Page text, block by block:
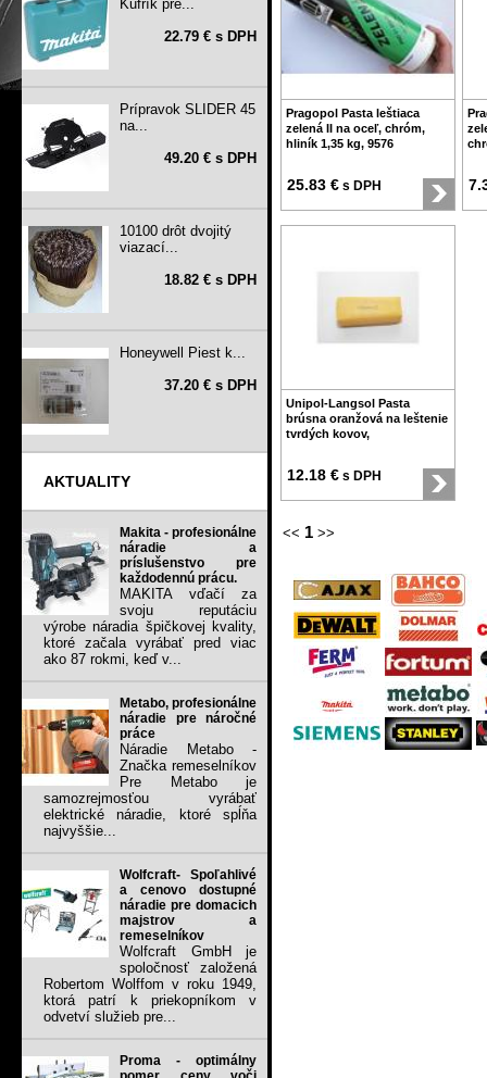
Kufrík pre...
22.79 € s DPH
Prípravok SLIDER 45
na...
49.20 € s DPH
10100 drôt dvojitý
viazací...
18.82 € s DPH
Honeywell Piest k...
37.20 € s DPH
AKTUALITY
Makita - profesionálne
náradie a
príslušenstvo pre
každodennú prácu.
MAKITA vďačí za
svoju reputáciu
výrobe náradia špičkovej kvality,
ktoré začala vyrábať pred viac
ako 87 rokmi, keď v...
Metabo, profesionálne
náradie pre náročné
práce
Náradie Metabo -
Značka remeselníkov
Pre Metabo je
samozrejmosťou vyrábať
elektrické náradie, ktoré spĺňa
najvyššie...
Wolfcraft- Spoľahlivé
a cenovo dostupné
náradie pre domacich
majstrov a
remeselníkov
Wolfcraft GmbH je
spoločnosť založená
Robertom Wolffom v roku 1949,
ktorá patrí k priekopníkom v
odvetví služieb pre...
Proma - optimálny
Pragopol Pasta leštiaca
zelená II na oceľ, chróm,
hliník 1,35 kg, 9576
25.83 € s DPH
Unipol-Langsol Pasta
brúsna oranžová na leštenie
tvrdých kovov,
12.18 € s DPH
<< 1 >>